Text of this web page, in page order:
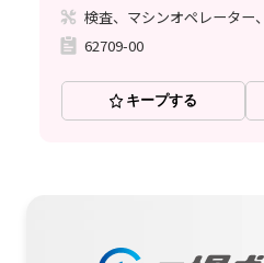
検査、マシンオペレーター
62709-00
キープする